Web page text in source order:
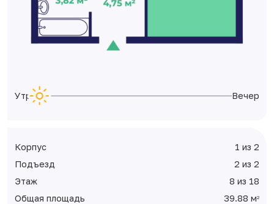
Утро Вечер
Корпус
1 из 2
Подъезд
2 из 2
Этаж
8 из 18
Общая площадь
39.88 м2